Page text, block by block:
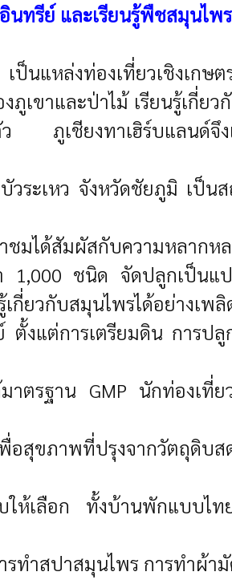
นทรีย์ และเรียนรู้พืชสมุนไพร
ป็นแหล่งท่องเที่ยวเชิงเก
ขาและป่าไม้ เรียนรู้เกี่ย
ภูเชียงทาเฮิร์บแลนด์จึ
ระเหว จังหวัดชัยภูมิ เป็น
มได้สัมผัสกับความหลาก
1,000 ชนิด จัดปลูกเป็น
กี่ยวกับสมุนไพรได้อย่างเพ
งแต่การเตรียมดิน การป
าตรฐาน GMP นักท่องเที่
อสุขภาพที่ปรุงจากวัตถุดิบ
ให้เลือก ทั้งบ้านพักแบบ
ทำสปาสมุนไพร การทำผ้า